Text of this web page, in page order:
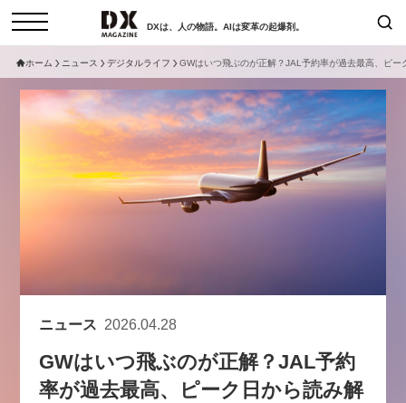
DXは、人の物語。AIは変革の起爆剤。
コラム インタビュー
セミナー ニュース
サービスメニュー 日本オムニチャネル協会
トップページ
お問い合わせ
個人情報保護法について
採用情報
検索
現在開催予定のセミナー
学ぶ資金調達・巻き込みのリアル
2026-06-10
ホーム ニュース デジタルライフ GWはいつ飛ぶのが正解？JAL予約率が過去最高、ピー
ニュース 2026.04.28
GWはいつ飛ぶのが正解？JAL予約
率が過去最高、ピーク日から読み解